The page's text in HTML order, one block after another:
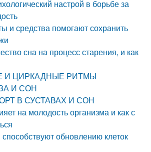
настрой в борьбе за
и средства помогают сохранить
сна на процесс старения, и как
И ЦИРКАДНЫЕ РИТМЫ
И СОН
В СУСТАВАХ И СОН
на молодость организма и как с
обновлению клеток